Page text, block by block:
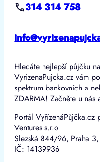
314 314 758
Hledáte nejlepší půjčku
VyrizenaPujcka.cz vám
spektrum bankovních a
ZDARMA! Začněte u nás
Portál VyřízenáPůjčka.cz
Ventures s.r.o
Slezská 844/96, Praha
IČ: 14139936